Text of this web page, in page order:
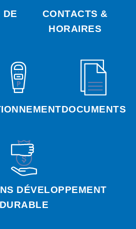
DE
CONTACTS &
HORAIRES
DOCUMENTS
DÉVELOPPEMENT
DURABLE